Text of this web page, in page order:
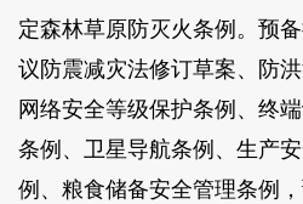
定森林草原防灭火条例。预
议防震减灾法修订草案、防
网络安全等级保护条例、终
条例、卫星导航条例、生产
例、粮食储备安全管理条例